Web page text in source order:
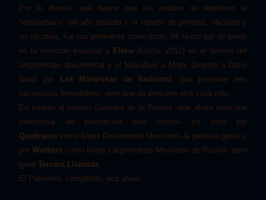
Por lo demás, qué bueno que los jurados no repitieron el
"mariachazo" del año pasado y el reparto de premios, oficiales y
no oficiales, fue tan pertinente como justo. Mi único par de peros
es la mención especial a Elena (Costa, 2012) en el terreno del
largometraje documental y el Mayahuel a Mejor Director a Darío
Nardí por
Las Mariposas de Sadourní, que presume tres
secuencias formidables, pero que no presume otra cosa más.
En cuanto al premio Guerrero de la Prensa -que ahora tuvo una
ceremonia de premiación más formal- yo voté por
Quebranto como Mejor Documental Mexicano -la película ganó- y
porWorkers como Mejor Largometraje Mexicano de Ficción -pero
ganó Tercera L lamada.
El Palmarés, completito, acá abajo.